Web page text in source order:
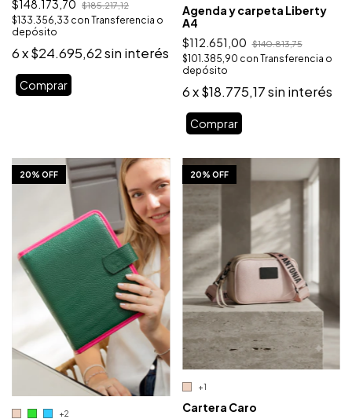
$148.173,70
$185.217,12
$133.356,33 con Transferencia o
depósito
6x$24.695,62sin interés
Comprar
Agenda y carpeta Liberty
A4
$112.651,00 $140.813,75
$101.385,90 con Transferencia o
depósito
6x$18.775,17sin interés
Comprar
1/10
20% OFF
+2
1/9
20% OFF
+1
Cartera Caro